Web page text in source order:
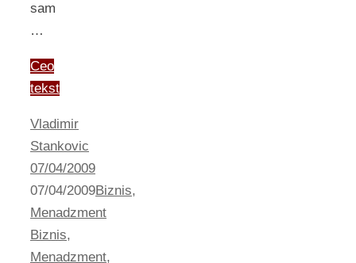
sam
…
Ceo
tekst
Vladimir
Stankovic
07/04/2009
07/04/2009Biznis,
Menadzment
Biznis,
Menadzment,